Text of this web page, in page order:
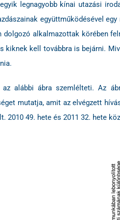
legnagyobb kínai utazási
együttműködésével
dolgozó alkalmazottak körében
kiknek kell továbbra is bejárni.
alábbi ábra szemlélteti. Az
mutatja, amit az elvégzett
2010 49. hete és 2011 32. hete